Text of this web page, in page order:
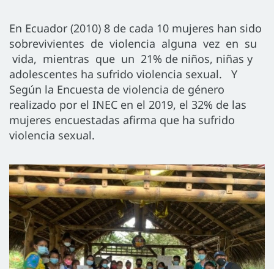
En Ecuador (2010) 8 de cada 10 mujeres han sido
sobrevivientes de violencia alguna vez en su
vida, mientras que un 21% de niños, niñas y
adolescentes ha sufrido violencia sexual. Y
Según la Encuesta de violencia de género
realizado por el INEC en el 2019, el 32% de las
mujeres encuestadas afirma que ha sufrido
violencia sexual.